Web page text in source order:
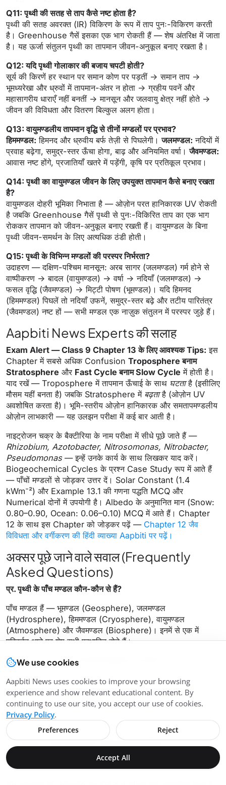
Q11: पृथ्वी की सतह से ताप कैसे नष्ट होता है?
पृथ्वी की सतह अवरक्त (IR) विकिरण के रूप में ताप पुनः-विकिरण करती
है। Greenhouse गैसें इसका एक भाग रोकती हैं — शेष अंतरिक्ष में जाता
है। यह ऊर्जा संतुलन पृथ्वी का तापमान जीवन-अनुकूल बनाए रखता है।
Q12: यदि पृथ्वी गोलाकार की बजाय चपटी होती?
सूर्य की किरणें हर स्थान पर समान कोण पर पड़तीं → समान ताप →
भूमध्यरेखा और ध्रुवों में तापमान-अंतर न होता → ग्रहीय पवनें और
महासागरीय धाराएँ नहीं बनतीं → मानसून और जलवायु क्षेत्र नहीं होते →
जीवन की विविधता और वितरण बिल्कुल अलग होता।
Q13: वायुमण्डलीय तापमान वृद्धि से तीनों मण्डलों पर प्रभाव?
हिममण्डल: हिमनद और ध्रुवीय बर्फ तेज़ी से पिघलेगी।जलमण्डल: नदियों में
प्रवाह बढ़ेगा, समुद्र-स्तर ऊँचा होगा, बाढ़ और अनियमित वर्षा।जैवमण्डल:
आवास नष्ट होंगे, प्रजातियाँ खतरे में पड़ेंगी, कृषि पर प्रतिकूल प्रभाव।
Q14: पृथ्वी का वायुमण्डल जीवन के लिए उपयुक्त तापमान कैसे बनाए रखता
है?
वायुमण्डल दोहरी भूमिका निभाता है — ओज़ोन परत हानिकारक UV रोकती
है जबकि Greenhouse गैसें पृथ्वी से पुनः-विकिरित ताप का एक भाग
रोककर तापमान को जीवन-अनुकूल बनाए रखती हैं। वायुमण्डल के बिना
पृथ्वी जीवन-समर्थन के लिए अत्यधिक ठंडी होती।
Q15: पृथ्वी के विभिन्न मण्डलों की परस्पर निर्भरता?
उदाहरण — दक्षिण-पश्चिम मानसून: अरब सागर (जलमण्डल) गर्म होने से
वाष्पीकरण → बादल (वायुमण्डल) → वर्षा → नदियाँ (जलमण्डल) →
फसल वृद्धि (जैवमण्डल) → मिट्टी पोषण (भूमण्डल)। यदि हिमनद
(हिममण्डल) पिघलें तो नदियाँ उफनें, समुद्र-स्तर बढ़े और तटीय पारितंत्र
(जैवमण्डल) नष्ट हों — सभी मण्डल एक नाज़ुक संतुलन में परस्पर जुड़े हैं।
Aapbiti News Experts की सलाह
Exam Alert — Class 9 Chapter 13 के लिए आवश्यक Tips: इस
Chapter में सबसे अधिक Confusion Troposphere बनाम
Stratosphere और Fast Cycle बनाम Slow Cycle में होती है।
याद रखें — Troposphere में तापमान ऊँचाई के साथ घटताहै (इसीलिए
मौसम यहीं बनता है) जबकि Stratosphere में बढ़ताहै (ओज़ोन UV
अवशोषित करता है)। भूमि-स्तरीय ओज़ोन हानिकारक और समतापमण्डलीय
ओज़ोन लाभकारी — यह उलझन परीक्षा में कई बार आती है।
नाइट्रोजन चक्र के बैक्टीरिया के नाम परीक्षा में सीधे पूछे जाते हैं —
Rhizobium, Azotobacter, Nitrosomonas, Nitrobacter,
Pseudomonas— इन्हें उनके कार्य के साथ लिखकर याद करें।
Biogeochemical Cycles के प्रश्न Case Study रूप में आते हैं
— पाँचों मण्डलों से जोड़कर उत्तर दें। Solar Constant (1.4
kWm⁻²) और Example 13.1 की गणना पद्धति MCQ और
Numerical दोनों में उपयोगी है। Albedo के अनुमानित मान (Snow:
0.80–0.90, Ocean: 0.06–0.10) MCQ में आते हैं। Chapter
12 के साथ इस Chapter को जोड़कर पढ़ें — Chapter 12 जैव
विविधता और वर्गीकरण की हिंदी व्याख्या Aapbiti पर पढ़ें।
अक्सर पूछे जाने वाले सवाल (Frequently
Asked Questions)
प्र. पृथ्वी के पाँच मण्डल कौन-कौन से हैं?
पाँच मण्डल हैं — भूमण्डल (Geosphere), जलमण्डल
(Hydrosphere), हिममण्डल (Cryosphere), वायुमण्डल
(Atmosphere) और जैवमण्डल (Biosphere)। इनमें से एक में
परिवर्तन आने पर शेष सभी प्रभावित होते हैं।
प्र. Solar Constant क्या है और इसका मान क्या है?
सौर स्थिरांक पृथ्वी के ऊपरी वायुमण्डल में सूर्य की किरणों के लंबवत प्रति
इकाई क्षेत्रफल पर प्रति इकाई समय में प्राप्त होने वाली औसत सौर ऊर्जा
है। इसका मान लगभग1.4 kWm⁻² (1400 J s⁻¹m⁻²)है।
वायुमण्डलीय प्रभावों के बाद धरातल पर यह लगभग 1 kWm⁻² रह जाती
है।
प्र. Albedo क्या है और इसका जलवायु से क्या संबंध है?
Albedo किसी सतह द्वारा परावर्तित सौर विकिरण का अनुपात है। बर्फ का
We use cookies
Aapbiti News uses cookies to improve your browsing
experience and show relevant educational content. By
continuing to use our site, you accept our use of cookies.
Privacy Policy.
Preferences Reject
Accept All